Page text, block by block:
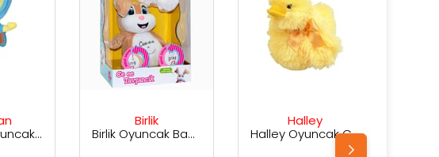
Birlik Oyuncak Babycim Ce Ee Tavşancık M2016524
Halley Oyuncak Civ Civ 45 Cm PL62511